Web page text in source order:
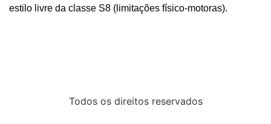
estilo livre da classe S8 (limitações físico-motoras).
Todos os direitos reservados